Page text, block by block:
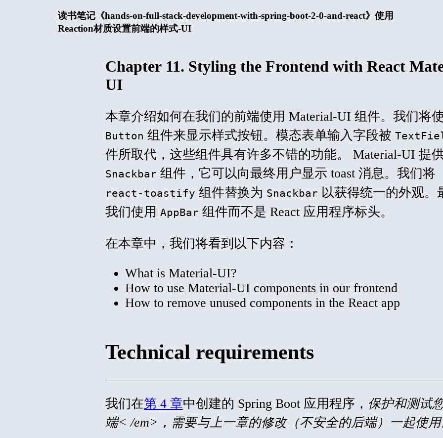
读书笔记《hands-on-full-stack-development-with-spring-boot-2-0-and-react》使用
Reaction材质设置前端的样式-UI
Chapter 11. Styling the Frontend with React
UI
本章介绍如何在我们的前端使用 Material-UI 组件。我们将
Button 组件来显示样式按钮。模态表单输入字段被
件所取代，这些组件具有许多不错的功能。 Material-UI 提
Snackbar 组件，它可以向最终用户显示 toast 消息。我们将
react-toastify 组件替换为 Snackbar 以获得统一的外观。
我们使用 AppBar 组件而不是 React 应用程序标头。
在本章中，我们将看到以下内容：
What is Material-UI?
How to use Material-UI components in our frontend
How to remove unused components in the React app
Technical requirements
我们在第 4 章中创建的 Spring Boot 应用程序， 保护和测试
端< /em> ，需要与上一章的修改（不安全的后端）一起使用